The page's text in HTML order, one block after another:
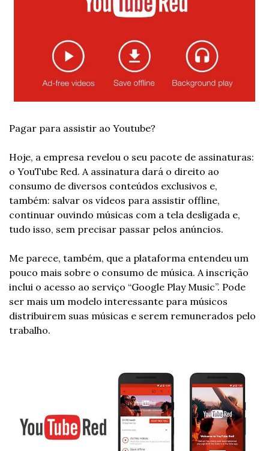
Pagar para assistir ao Youtube?
Hoje, a empresa revelou o seu pacote de assinaturas:
o YouTube Red. A assinatura dará o direito ao
consumo de diversos conteúdos exclusivos e,
também: salvar os vídeos para assistir offline,
continuar ouvindo músicas com a tela desligada e,
tudo isso, sem precisar passar pelos anúncios.
Me parece, também, que a plataforma entendeu um
pouco mais sobre o consumo de música. A inscrição
inclui o acesso ao serviço “Google Play Music”. Pode
ser mais um modelo interessante para músicos
distribuirem suas músicas e serem remunerados pelo
trabalho.